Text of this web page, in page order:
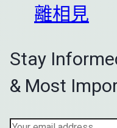
離相見
Stay
& Most